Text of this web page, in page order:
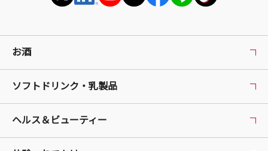
お酒
ソフトドリンク・乳製品
ヘルス＆ビューティー